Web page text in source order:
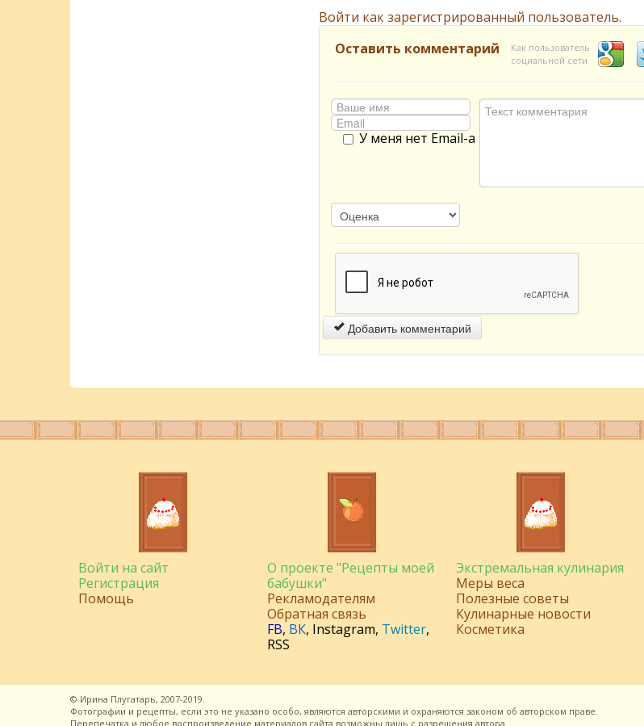
Войти как зарегистрированный пользователь.
Оставить комментарий
Как пользователь
социальной сети
У меня нет Email-а
Добавить комментарий
Войти на сайт
Регистрация
Помощь
О проекте "Рецепты моей
бабушки"
Рекламодателям
Обратная связь
FB, ВК, Instagram, Twitter,
RSS
Экстремальная кулинария
Меры веса
Полезные советы
Кулинарные новости
Косметика
© Ирина Плугатарь, 2007-2019.
Фотографии и рецепты, если это не указано особо, являются авторскими и охраняются законом об авторском праве.
Перепечатка и любое воспроизведение материалов сайта возможны лишь с разрешения автора